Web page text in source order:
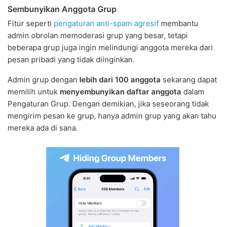
Sembunyikan Anggota Grup
Fitur seperti pengaturan anti-spam agresif membantu
admin obrolan memoderasi grup yang besar, tetapi
beberapa grup juga ingin melindungi anggota mereka dari
pesan pribadi yang tidak diinginkan.
Admin grup dengan lebih dari 100 anggota sekarang dapat
memilih untuk menyembunyikan daftar anggota dalam
Pengaturan Grup. Dengan demikian, jika seseorang tidak
mengirim pesan ke grup, hanya admin grup yang akan tahu
mereka ada di sana.